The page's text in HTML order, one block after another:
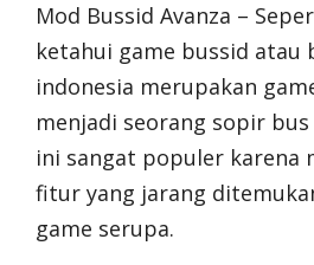
Mod Bussid Avanza –
ketahui game bussid atau
indonesia merupakan
menjadi seorang sopir
ini sangat populer karena
fitur yang jarang
game serupa.